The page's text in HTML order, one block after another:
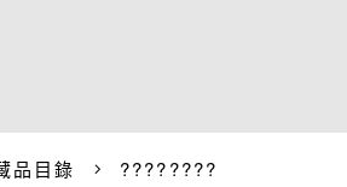
品目錄 ????????